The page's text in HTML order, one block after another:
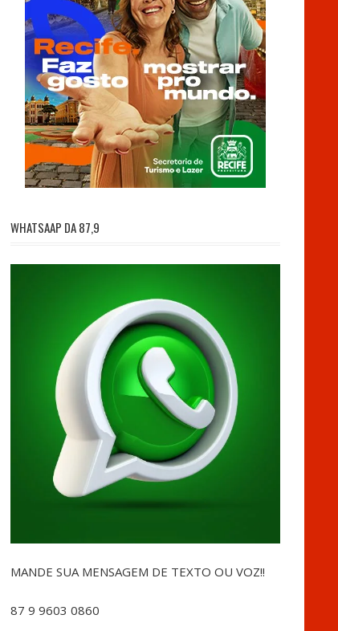
WHATSAAP DA 87,9
MANDE SUA MENSAGEM DE TEXTO OU VOZ!!
87 9 9603 0860